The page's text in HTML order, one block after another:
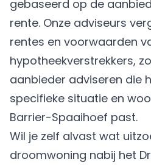
gebaseerd op de
rente. Onze adviseurs
rentes en voorwaarden
hypotheekverstrekkers,
aanbieder adviseren die
specifieke situatie en
Barrier-Spaaihoef past.
Wil je zelf alvast wat
droomwoning nabij het